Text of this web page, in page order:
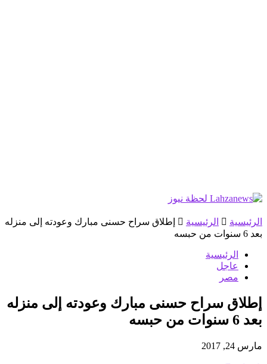
الرئيسية الرئيسية
إطلاق سراح حسنى مبارك وعودته إلى منزله
بعد 6 سنوات من حبسه
الرئيسية
عاجل
مصر
إطلاق سراح حسنى مبارك وعودته إلى منزله
بعد 6 سنوات من حبسه
مارس 24, 2017